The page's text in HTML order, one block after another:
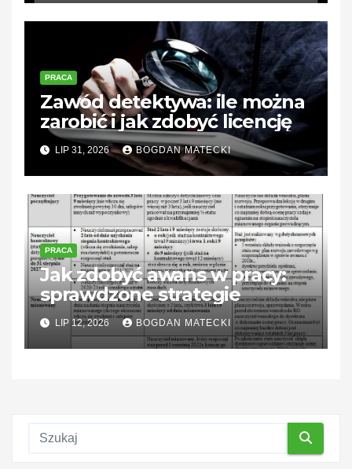
PRACA
Zawód detektywa: ile można
zarobić i jak zdobyć licencję
LIP 31, 2026 BOGDAN MATECKI
PRACA
Jak zdobyć awans w pracy:
sprawdzone strategie
LIP 12, 2026 BOGDAN MATECKI